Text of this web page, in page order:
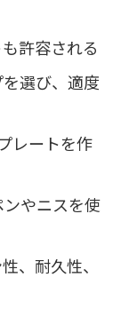
許容される
選び、適度
レートを作
やニスを使
、耐久性、